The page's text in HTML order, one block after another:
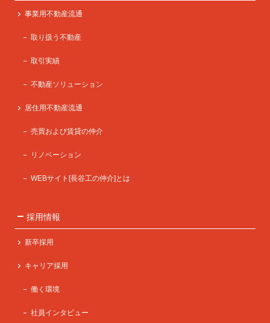
事業用不動産流通
取り扱う不動産
取引実績
不動産ソリューション
居住用不動産流通
売買および賃貸の仲介
リノベーション
WEBサイト[長谷工の仲介]とは
採用情報
新卒採用
キャリア採用
働く環境
社員インタビュー